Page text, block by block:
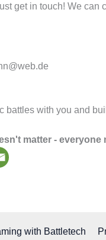
get in touch! We
battles with you and
matter -
with Battletech